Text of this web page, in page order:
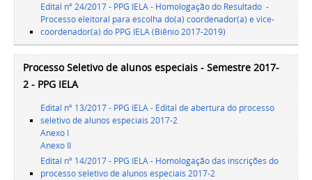
Edital nº 24/2017 - PPG IELA - Homologação do Resultado -
Processo eleitoral para escolha do(a) coordenador(a) e vice-
coordenador(a) do PPG IELA (Biênio 2017-2019)
Processo Seletivo de alunos especiais - Semestre 2017-
2 - PPG IELA
Edital nº 13/2017 - PPG IELA - Edital de abertura do processo
seletivo de alunos especiais 2017-2
Anexo I
Anexo II
Edital nº 14/2017 - PPG IELA - Homologação das inscrições do
processo seletivo de alunos especiais 2017-2